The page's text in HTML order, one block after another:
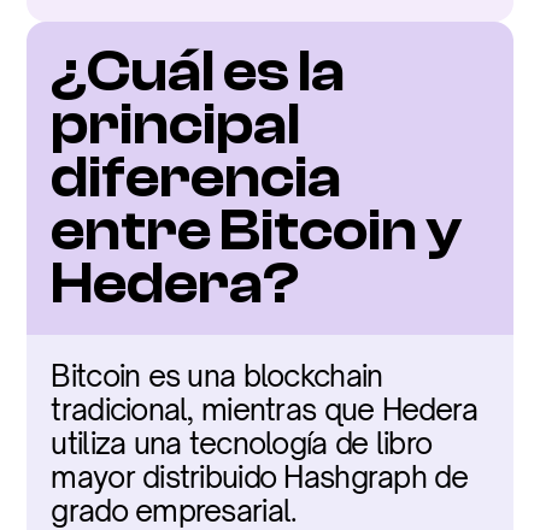
¿Cuál es la
principal
diferencia
entre Bitcoin y
Hedera?
Bitcoin es una blockchain
tradicional, mientras que Hedera
utiliza una tecnología de libro
mayor distribuido Hashgraph de
grado empresarial.